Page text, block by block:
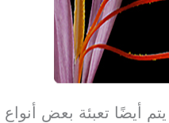
أيضًا تعبئة بعض أنواع